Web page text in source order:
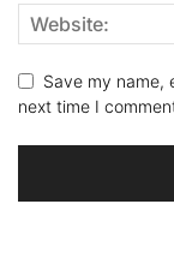
Save my name,
next time I